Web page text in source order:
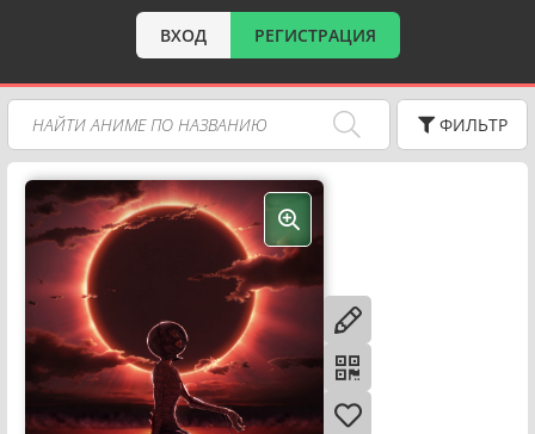
ВХОД РЕГИСТРАЦИЯ
ФИЛЬТР